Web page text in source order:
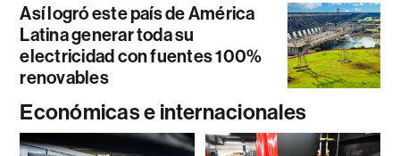
Así logró este país de América
Latina generar toda su
electricidad con fuentes 100%
renovables
Económicas e internacionales